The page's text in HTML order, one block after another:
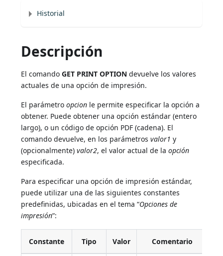
Historial
Descripción
El comandoGET PRINT OPTION devuelve los valores
actuales de una opción de impresión.
El parámetroopcion le permite especificar la opción a
obtener. Puede obtener una opción estándar (entero
largo), o un código de opción PDF (cadena). El
comando devuelve, en los parámetrosvalor1 y
(opcionalmente)valor2, el valor actual de laopción
especificada.
Para especificar una opción de impresión estándar,
puede utilizar una de las siguientes constantes
predefinidas, ubicadas en el tema “Opciones de
impresión”:
Constante Tipo Valor Comentario